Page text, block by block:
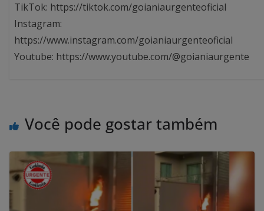
TikTok: https://tiktok.com/goianiaurgenteoficial
Instagram:
https://www.instagram.com/goianiaurgenteoficial
Youtube: https://www.youtube.com/@goianiaurgente
Você pode gostar também